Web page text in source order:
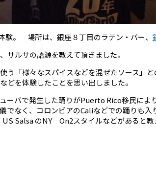
験。 場所は、銀座８丁目のラテン・バー、
サルサの語源を教えて頂きました。
う「様々なスパイスなどを混ぜたソース」
どを体験したことを思い出しました。
ーバで発生した踊りがPuerto Rico移民によ
でなく、コロンビアのCaliなどでの踊りも入
Salsa のNY On2スタイルなどがあると教